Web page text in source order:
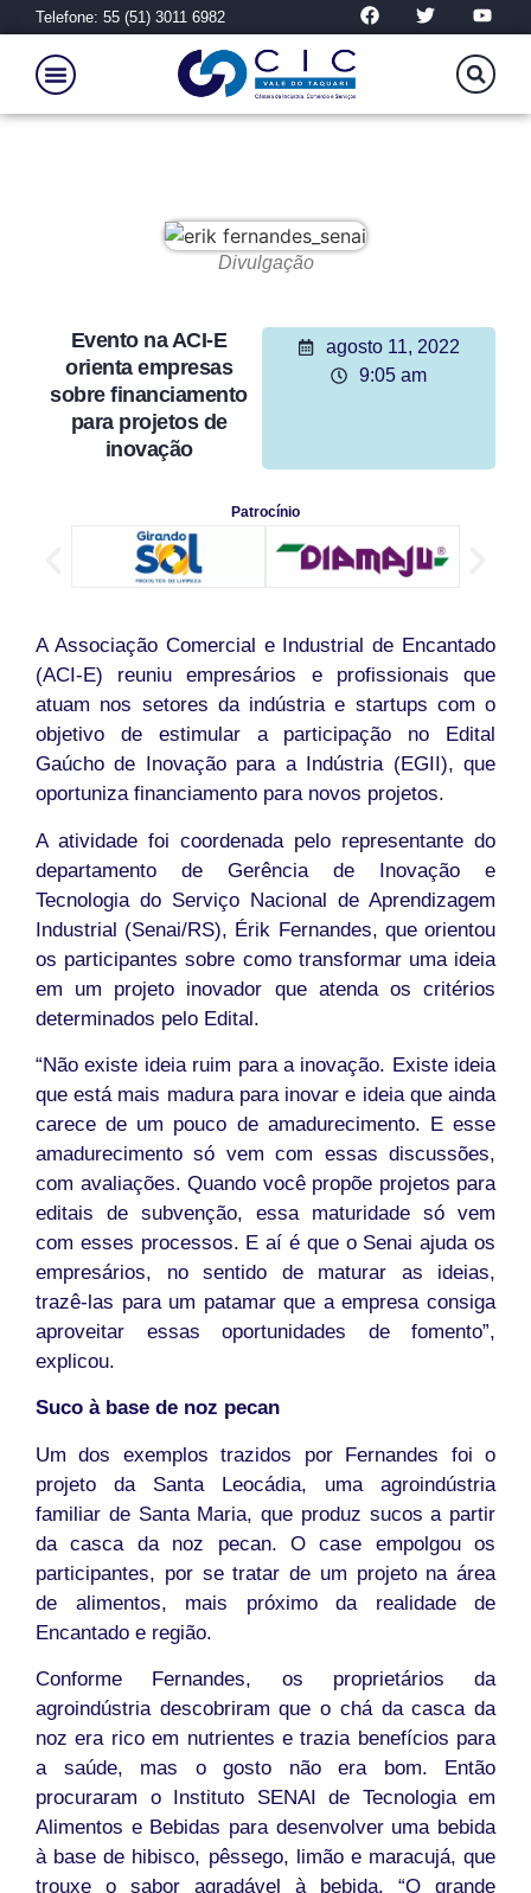
Telefone: 55 (51) 3011 6982
Divulgação
Evento na ACI-E
orienta empresas
sobre financiamento
para projetos de
inovação
agosto 11, 2022
9:05 am
Patrocínio
A Associação Comercial e Industrial de Encantado
(ACI-E) reuniu empresários e profissionais que
atuam nos setores da indústria e startups com o
objetivo de estimular a participação no Edital
Gaúcho de Inovação para a Indústria (EGII), que
oportuniza financiamento para novos projetos.
A atividade foi coordenada pelo representante do
departamento de Gerência de Inovação e
Tecnologia do Serviço Nacional de Aprendizagem
Industrial (Senai/RS), Érik Fernandes, que orientou
os participantes sobre como transformar uma ideia
em um projeto inovador que atenda os critérios
determinados pelo Edital.
“Não existe ideia ruim para a inovação. Existe ideia
que está mais madura para inovar e ideia que ainda
carece de um pouco de amadurecimento. E esse
amadurecimento só vem com essas discussões,
com avaliações. Quando você propõe projetos para
editais de subvenção, essa maturidade só vem
com esses processos. E aí é que o Senai ajuda os
empresários, no sentido de maturar as ideias,
trazê-las para um patamar que a empresa consiga
aproveitar essas oportunidades de fomento”,
explicou.
Suco à base de noz pecan
Um dos exemplos trazidos por Fernandes foi o
projeto da Santa Leocádia, uma agroindústria
familiar de Santa Maria, que produz sucos a partir
da casca da noz pecan. O case empolgou os
participantes, por se tratar de um projeto na área
de alimentos, mais próximo da realidade de
Encantado e região.
Conforme Fernandes, os proprietários da
agroindústria descobriram que o chá da casca da
noz era rico em nutrientes e trazia benefícios para
a saúde, mas o gosto não era bom. Então
procuraram o Instituto SENAI de Tecnologia em
Alimentos e Bebidas para desenvolver uma bebida
à base de hibisco, pêssego, limão e maracujá, que
trouxe o sabor agradável à bebida. “O grande